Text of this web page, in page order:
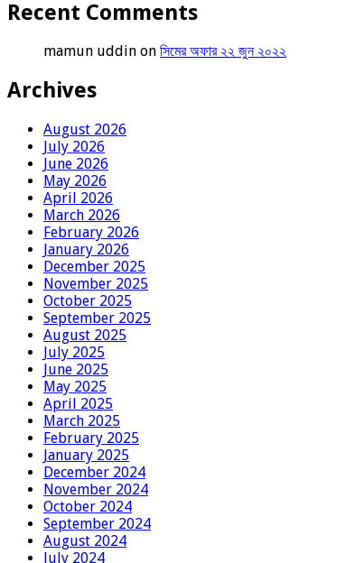
Recent Comments
mamun uddin on সিমের অফার ২২ জুন ২০২২
Archives
August 2026
July 2026
June 2026
May 2026
April 2026
March 2026
February 2026
January 2026
December 2025
November 2025
October 2025
September 2025
August 2025
July 2025
June 2025
May 2025
April 2025
March 2025
February 2025
January 2025
December 2024
November 2024
October 2024
September 2024
August 2024
July 2024